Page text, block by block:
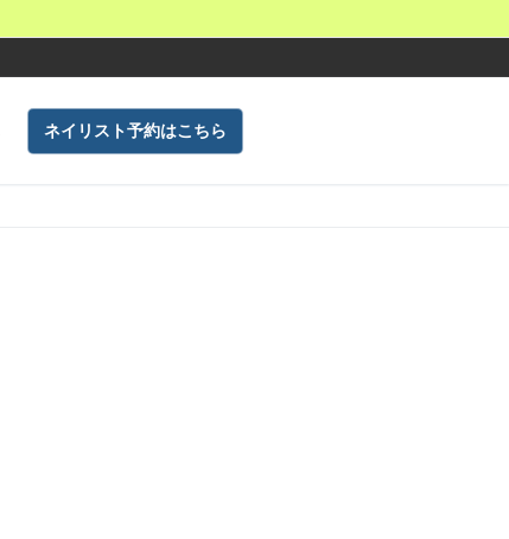
ネイリスト予約はこちら